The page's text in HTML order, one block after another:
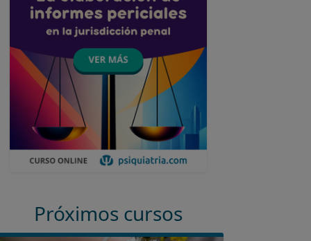
Próximos cursos